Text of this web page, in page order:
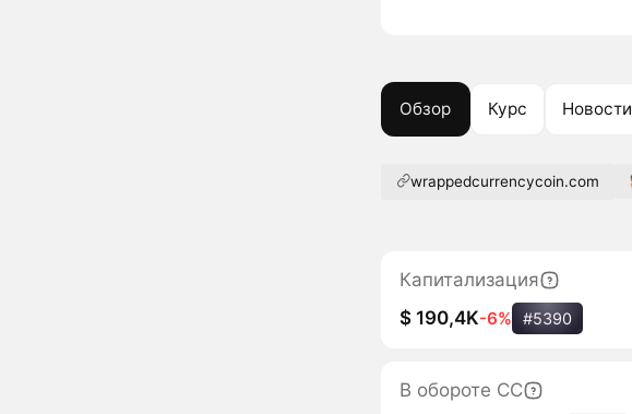
Обзор Курс Новости
wrappedcurrencycoin.com
Капитализация
$ 190,4K-6% #5390
В обороте CC